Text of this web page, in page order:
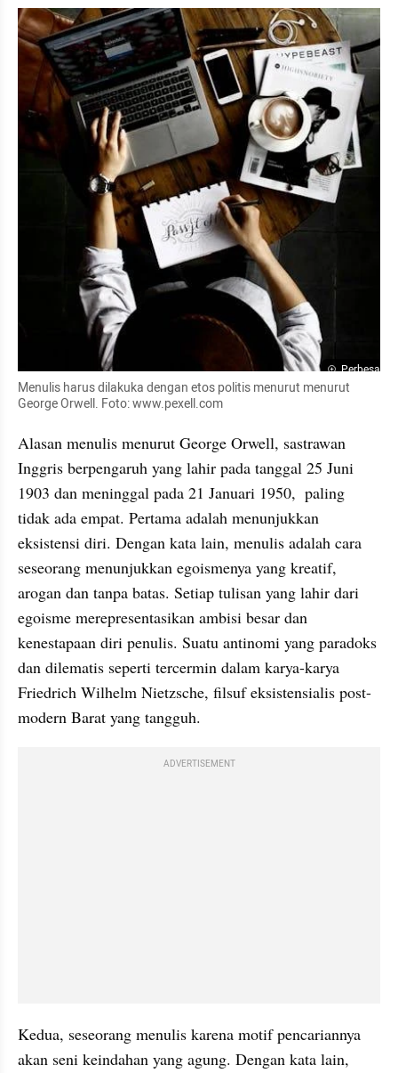
Perbesar
Menulis harus dilakuka dengan etos politis menurut menurut
George Orwell. Foto: www.pexell.com
Alasan menulis menurut George Orwell, sastrawan
Inggris berpengaruh yang lahir pada tanggal 25 Juni
1903 dan meninggal pada 21 Januari 1950,  paling
tidak ada empat. Pertama adalah menunjukkan
eksistensi diri. Dengan kata lain, menulis adalah cara
seseorang menunjukkan egoismenya yang kreatif,
arogan dan tanpa batas. Setiap tulisan yang lahir dari
egoisme merepresentasikan ambisi besar dan
kenestapaan diri penulis. Suatu antinomi yang paradoks
dan dilematis seperti tercermin dalam karya-karya
Friedrich Wilhelm Nietzsche, filsuf eksistensialis post-
modern Barat yang tangguh.
ADVERTISEMENT
Kedua, seseorang menulis karena motif pencariannya
akan seni keindahan yang agung. Dengan kata lain,